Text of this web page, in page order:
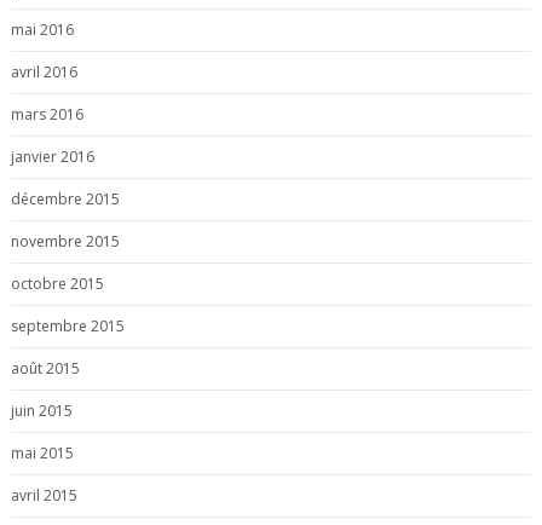
mai 2016
avril 2016
mars 2016
janvier 2016
décembre 2015
novembre 2015
octobre 2015
septembre 2015
août 2015
juin 2015
mai 2015
avril 2015